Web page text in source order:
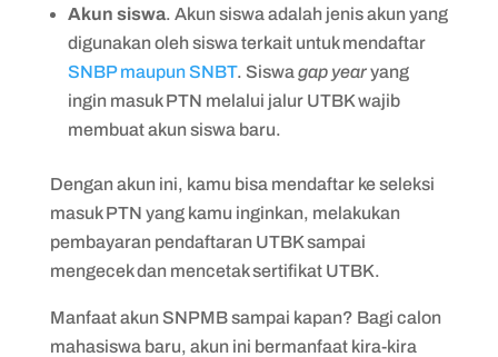
Akun siswa. Akun siswa adalah jenis akun yang
digunakan oleh siswa terkait untuk mendaftar
SNBP maupun SNBT. Siswa gap yearyang
ingin masuk PTN melalui jalur UTBK wajib
membuat akun siswa baru.
Dengan akun ini, kamu bisa mendaftar ke seleksi
masuk PTN yang kamu inginkan, melakukan
pembayaran pendaftaran UTBK sampai
mengecek dan mencetak sertifikat UTBK.
Manfaat akun SNPMB sampai kapan? Bagi calon
mahasiswa baru, akun ini bermanfaat kira-kira